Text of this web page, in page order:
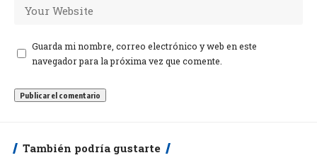
Guarda mi nombre, correo electrónico y web en este
navegador para la próxima vez que comente.
También podría gustarte